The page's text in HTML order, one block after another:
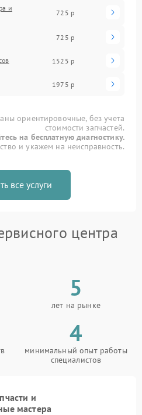
и
725 р
725 р
1525 р
1975 р
ориентировочные, без учета
стоимости запчастей.
на бесплатную диагностику.
и укажем на неисправность.
все услуги
центра
5
лет на рынке
4
минимальный опыт работы
специалистов
и
мастера